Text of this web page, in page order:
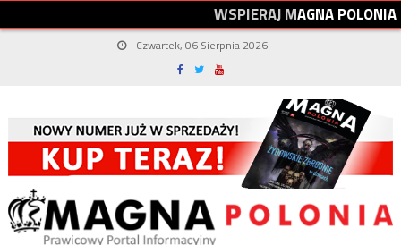
WSPIERAJMAGNAPOLONIA
Czwartek, 06 Sierpnia 2026